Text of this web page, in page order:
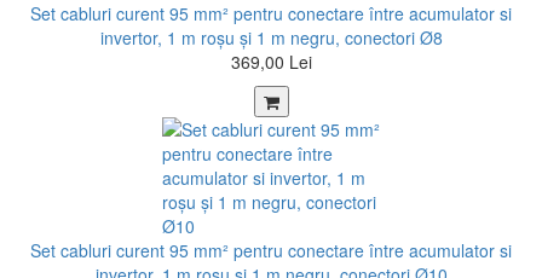
Set cabluri curent 95 mm² pentru conectare între acumulator si
invertor, 1 m roșu şi 1 m negru, conectori Ø8
369,00 Lei
Set cabluri curent 95 mm² pentru conectare între acumulator si